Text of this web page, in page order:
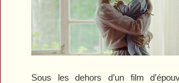
Sous les dehors d’un film